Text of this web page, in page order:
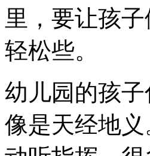
里，要让孩
轻松些。
幼儿园的孩
像是天经地